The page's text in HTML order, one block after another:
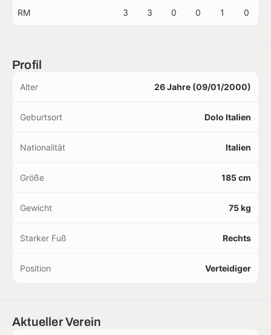
RM 3 3 0 0 1 0
Profil
Alter 26 Jahre (09/01/2000)
Geburtsort Dolo Italien
Nationalität Italien
Größe 185 cm
Gewicht 75 kg
Starker Fuß Rechts
Position Verteidiger
Aktueller Verein